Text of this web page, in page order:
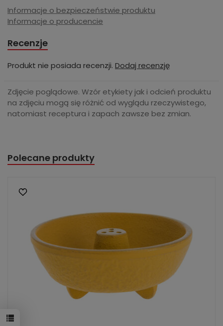
Informacje o bezpieczeństwie produktu
Informacje o producencie
Recenzje
Produkt nie posiada recenzji. Dodaj recenzję
Zdjęcie poglądowe. Wzór etykiety jak i odcień produktu
na zdjęciu mogą się różnić od wyglądu rzeczywistego,
natomiast receptura i zapach zawsze bez zmian.
Polecane produkty